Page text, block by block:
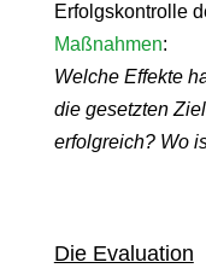
Erfolgskontrolle
Maßnahmen:
Welche Effekte
die gesetzten
erfolgreich? Wo
Die Evaluation